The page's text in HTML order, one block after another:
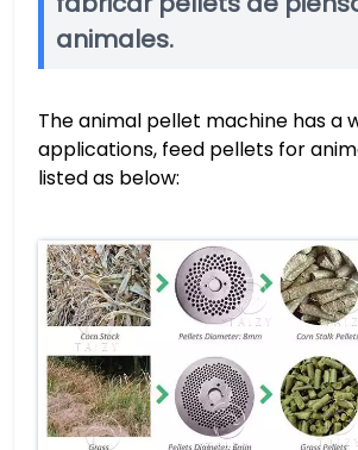
animales.
Theanimal pellet machine has a
applications, feed pellets for
listed as below: